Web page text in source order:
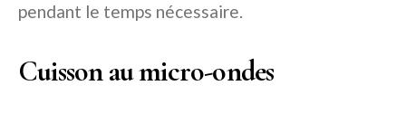
pendant le temps nécessaire.
Cuisson au micro-ondes